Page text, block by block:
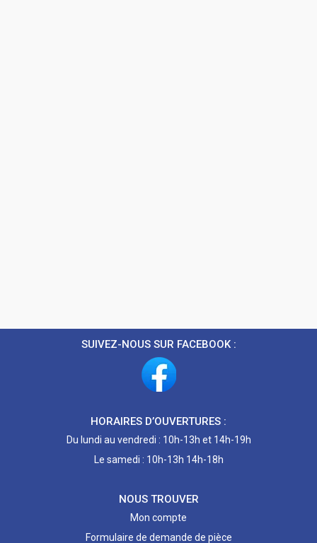
SUIVEZ-NOUS SUR FACEBOOK :
HORAIRES D’OUVERTURES :
Du lundi au vendredi : 10h-13h et 14h-19h
Le samedi : 10h-13h 14h-18h
NOUS TROUVER
Mon compte
Formulaire de demande de pièce